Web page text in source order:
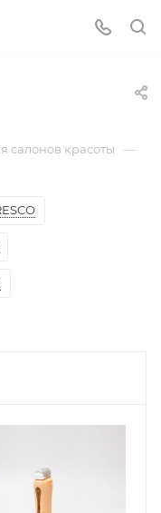
салонов красоты —